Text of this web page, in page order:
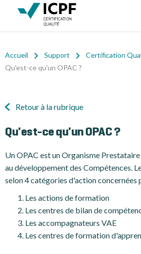
Accueil Support
Certification
Qu'est-ce qu'un OPAC ?
Retour à la rubrique
Qu'est-ce qu'un OPAC ?
Un OPAC est un Organisme
au développement des Compétences.
selon 4 catégories d'action concernées
Les actions de formation
Les centres de bilan de
Les accompagnateurs VAE
Les centres de formation